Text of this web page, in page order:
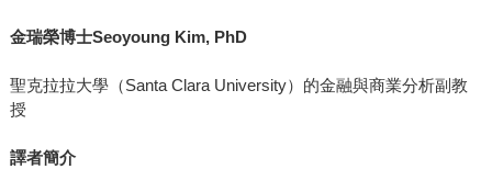
金瑞榮博士Seoyoung Kim, PhD
聖克拉拉大學（Santa Clara University）的金融與商業分析副教
授
譯者簡介